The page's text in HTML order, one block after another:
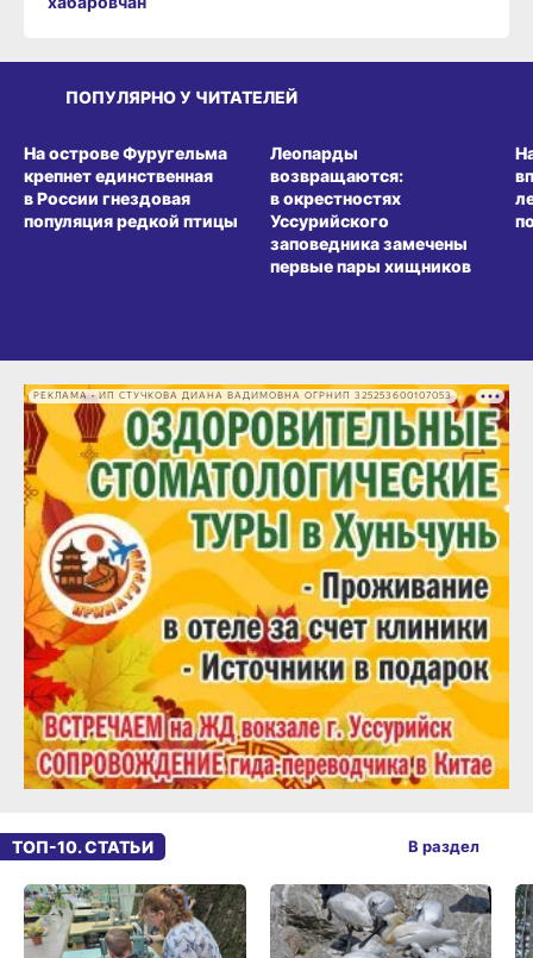
ПОПУЛЯРНО У ЧИТАТЕЛЕЙ
На острове Фуругельма
крепнет единственная
в России гнездовая
популяция редкой птицы
Леопарды
возвращаются:
в окрестностях
Уссурийского
заповедника замечены
первые пары хищников
РЕКЛАМА • ИП СТУЧКОВА ДИАНА ВАДИМОВНА ОГРНИП 325253600107053
ТОП-10. СТАТЬИ В раздел